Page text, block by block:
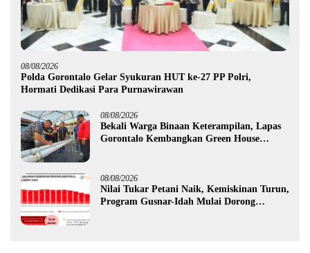
08/08/2026
Polda Gorontalo Gelar Syukuran HUT ke-27 PP Polri,
Hormati Dedikasi Para Purnawirawan
08/08/2026
Bekali Warga Binaan Keterampilan, Lapas
Gorontalo Kembangkan Green House
08/08/2026
Nilai Tukar Petani Naik, Kemiskinan Turun,
Program Gusnar-Idah Mulai Dorong